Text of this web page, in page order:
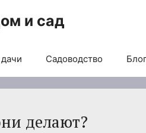
и сад
Садоводство
делают?